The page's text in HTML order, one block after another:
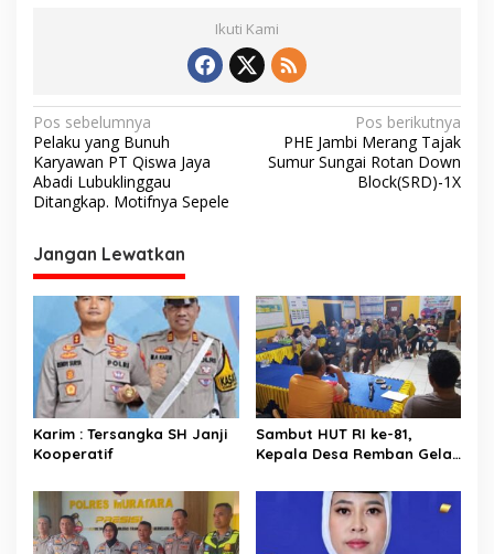
Ikuti Kami
N
a
v
i
g
a
i
p
o
s
Pos sebelumnya
Pelaku yang Bunuh
Karyawan PT Qiswa Jaya
Abadi Lubuklinggau
Ditangkap. Motifnya Sepele
Pos berikutnya
PHE Jambi Merang Tajak
Sumur Sungai Rotan Down
Block(SRD)-1X
Jangan Lewatkan
Karim : Tersangka SH Janji
Kooperatif
Sambut HUT RI ke-81,
Kepala Desa Remban Gelar
Panitia